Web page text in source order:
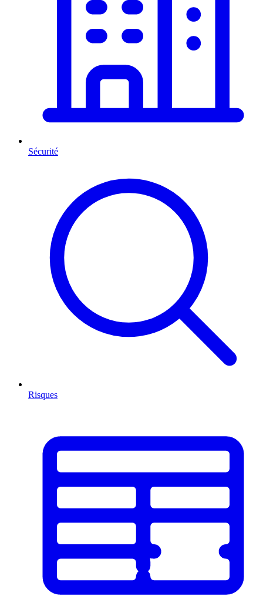
Sécurité
Risques